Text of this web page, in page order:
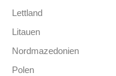
Lettland
Litauen
Nordmazedonien
Polen